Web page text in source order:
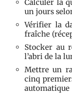
Calculer la
un jours
Vérifier la
fraîche
Stocker au
l’abri de la
Mettre un
cinq
automatique